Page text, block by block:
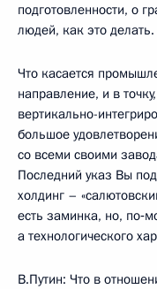
подготовленности, о
людей, как это
Что касается
направление, и в
вертикально-
большое
со всеми своими
Последний указ Вы
холдинг –
есть заминка, но,
а технологического
В.Путин: Что в